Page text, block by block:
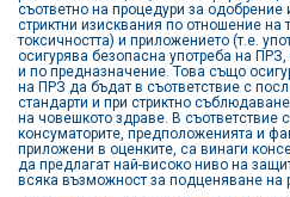
съответно на процедури за
стриктни изисквания по отношение на
токсичността) и приложението (т.е.
осигурява безопасна употреба на
и по предназначение. Това също
на ПРЗ да бъдат в съответствие с
стандарти и при стриктно
на човешкото здраве. В съответствие
консуматорите, предположенията и
приложени в оценките, са винаги
да предлагат най-високо ниво на
всяка възможност за подценяване на